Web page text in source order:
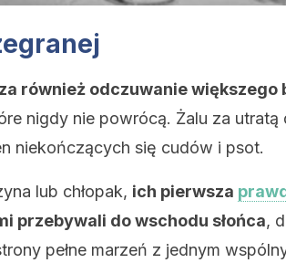
również odczuwanie większego
nigdy nie powrócą. Żalu za
niekończących się cudów i psot.
lub chłopak, ich pierwsza
przebywali do wschodu słońca,
pełne marzeń z jednym